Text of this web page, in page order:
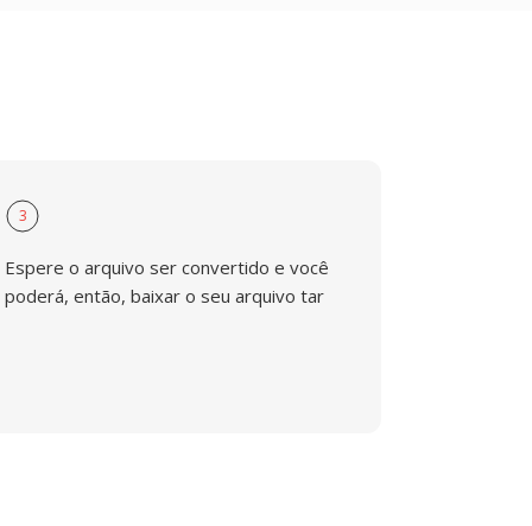
3
Espere o arquivo ser convertido e você
poderá, então, baixar o seu arquivo tar